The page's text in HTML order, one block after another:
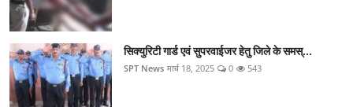
सिक्‍युरिटी गार्ड एवं सुपरवाईजर हेतु जिले के समस्...
SPT News मार्च 18, 2025 0 543